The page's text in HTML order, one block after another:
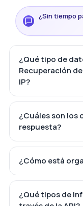
¿Sin tiempo
¿Qué tipo de
Recuperación
IP?
¿Cuáles son los
respuesta?
¿Cómo está
¿Qué tipos de